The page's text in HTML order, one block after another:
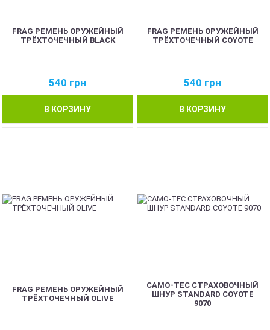
FRAG РЕМЕНЬ ОРУЖЕЙНЫЙ
ТРЁХТОЧЕЧНЫЙ BLACK
540 грн
В КОРЗИНУ
FRAG РЕМЕНЬ ОРУЖЕЙНЫЙ
ТРЁХТОЧЕЧНЫЙ COYOTE
540 грн
В КОРЗИНУ
FRAG РЕМЕНЬ ОРУЖЕЙНЫЙ
ТРЁХТОЧЕЧНЫЙ OLIVE
CAMO-TEC СТРАХОВОЧНЫЙ
ШНУР STANDARD COYOTE
9070